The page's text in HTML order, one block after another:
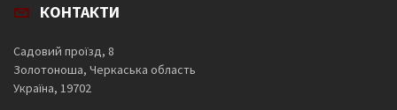
КОНТАКТИ
Садовий проїзд, 8
Золотоноша, Черкаська область
Україна, 19702